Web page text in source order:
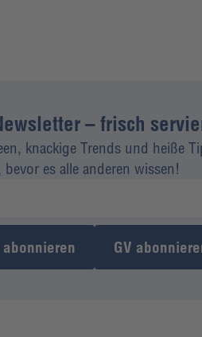
– frisch
knackige Trends und heiße
es alle anderen wissen!
abonnieren GV